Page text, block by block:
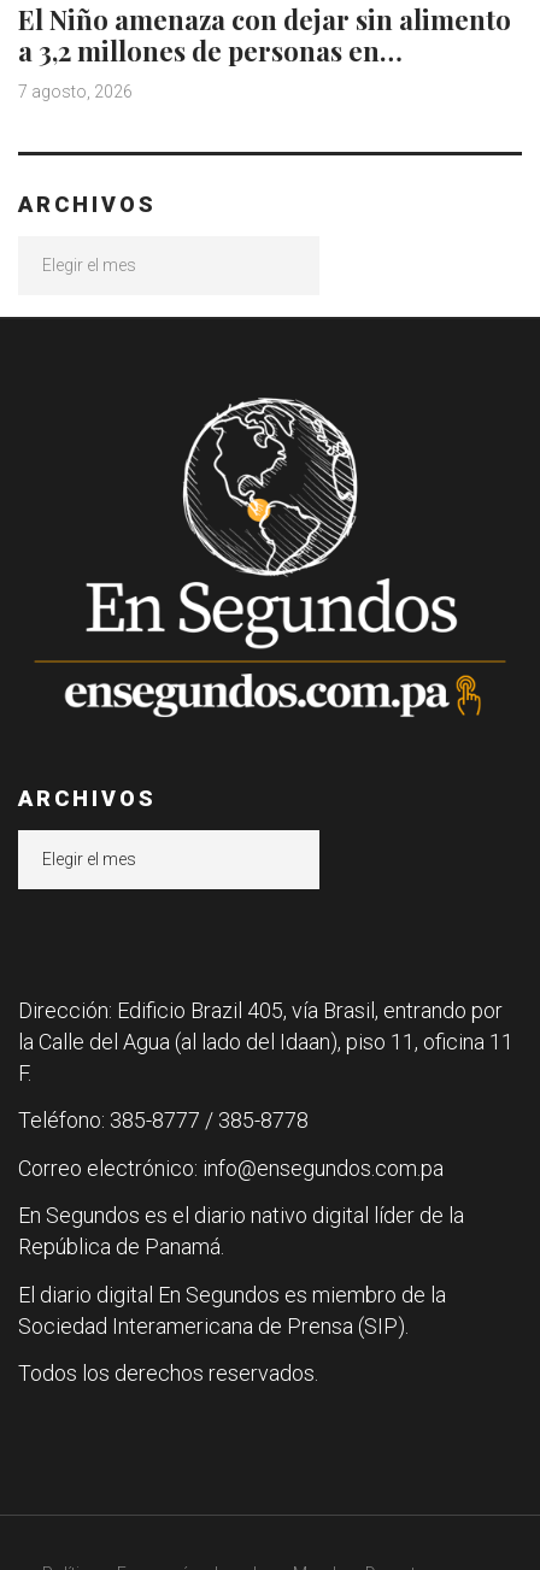
El Niño amenaza con dejar sin alimento
a 3,2 millones de personas en…
7 agosto, 2026
ARCHIVOS
ARCHIVOS
Dirección: Edificio Brazil 405, vía Brasil, entrando por
la Calle del Agua (al lado del Idaan), piso 11, oficina 11
F.
Teléfono: 385-8777 / 385-8778
Correo electrónico: info@ensegundos.com.pa
En Segundos es el diario nativo digital líder de la
República de Panamá.
El diario digital En Segundos es miembro de la
Sociedad Interamericana de Prensa (SIP).
Todos los derechos reservados.